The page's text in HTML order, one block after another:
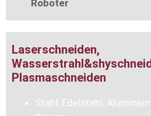
Roboter
Laserschneiden,
Plasmaschneiden
Stahl, Edelstahl,